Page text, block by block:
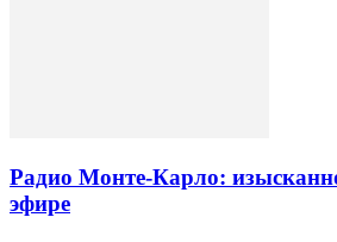
Радио Монте-Карло:
эфире